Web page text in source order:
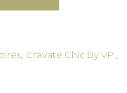
, Cravate Chic By VP.,